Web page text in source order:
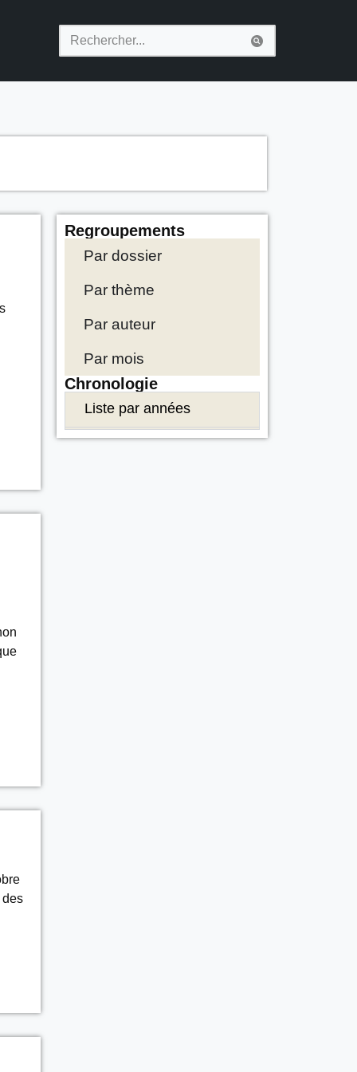
des
Regroupements
Par dossier
Par thème
Par auteur
Par mois
Chronologie
Liste par années